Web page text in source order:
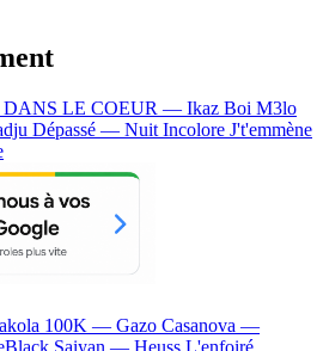
LE COEUR — Ikaz Boi M3lo
Dépassé — Nuit Incolore J't'emmène
100K — Gazo Casanova —
Saiyan — Heuss L'enfoiré